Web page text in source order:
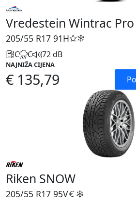
Vredestein Wintrac Pro
205/55 R17 91H
C C 72 dB
NAJNIŽA CIJENA
€ 135,79
Riken SNOW
205/55 R17 95V